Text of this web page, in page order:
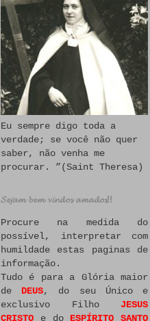
Eu sempre digo toda a
verdade; se você não quer
saber, não venha me
procurar. ”(Saint Theresa)
𝓢𝓮𝓳𝓪𝓶 𝓫𝓮𝓶 𝓿𝓲𝓷𝓭𝓸𝓼 𝓪𝓶𝓪𝓭𝓸𝓼!!
Procure na medida do
possível, interpretar com
humildade estas paginas de
informação.
Tudo é para a Glória maior
de DEUS, do seu Único e
exclusivo Filho JESUS
CRISTO e do ESPÍRITO SANTO